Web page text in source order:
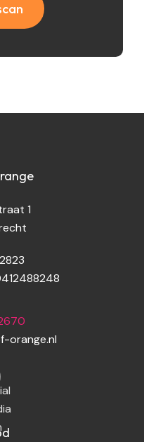
1
orange.nl